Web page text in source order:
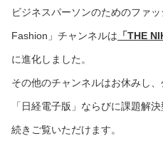
ビジネスパーソンのためのファ
Fashion」チャンネルは 「THE
に進化しました。
その他のチャンネルはお休みし
「日経電子版」ならびに課題解
続きご覧いただけます。